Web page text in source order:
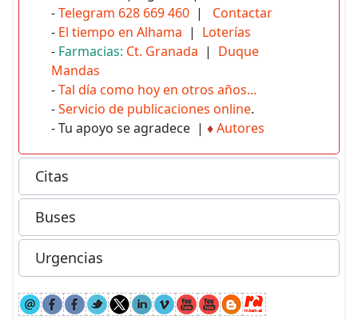
-Telegram 628 669 460 | Contactar
- El tiempo en Alhama | Loterías
- Farmacias: Ct. Granada | Duque
Mandas
-Tal día como hoy en otros años...
-Servicio de publicaciones online.
- Tu apoyo se agradece | ♦Autores
Citas
Buses
Urgencias